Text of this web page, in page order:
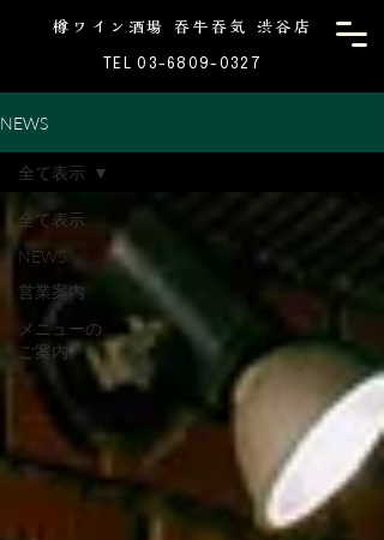
樽ワイン酒場 吞牛吞気 渋谷店
TEL 03-6809-0327
NEWS
全て表示
NEWS
営業案内
メニューの
ご案内
全て表示